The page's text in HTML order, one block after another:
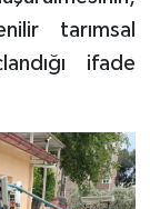
tarımsal
ifade